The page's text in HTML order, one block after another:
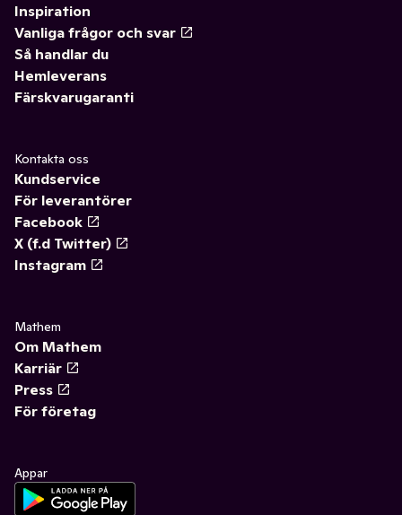
Inspiration
Vanliga frågor och svar
Så handlar du
Hemleverans
Färskvarugaranti
Kontakta oss
Kundservice
För leverantörer
Facebook
X (f.d Twitter)
Instagram
Mathem
Om Mathem
Karriär
Press
För företag
Appar